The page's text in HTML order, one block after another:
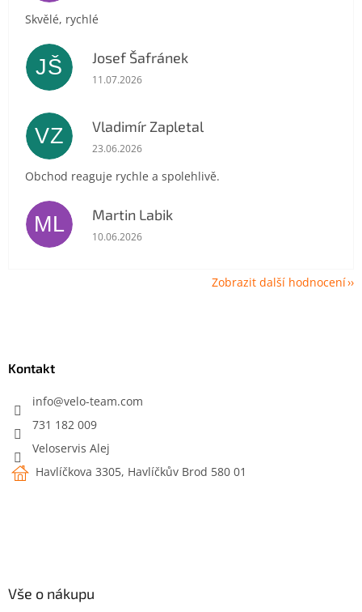
Skvělé, rychlé
JŠ Josef Šafránek
Hodnocení obchodu je 5 z 5 hvězdiček.
11.07.2026
VZ Vladimír Zapletal
Hodnocení obchodu je 5 z 5 hvězdiček.
23.06.2026
Obchod reaguje rychle a spolehlivě.
ML Martin Labik
Hodnocení obchodu je 5 z 5 hvězdiček.
10.06.2026
Zobrazit další hodnocení
Kontakt
info@velo-team.com
731 182 009
Veloservis Alej
Havlíčkova 3305, Havlíčkův Brod 580 01
Vše o nákupu